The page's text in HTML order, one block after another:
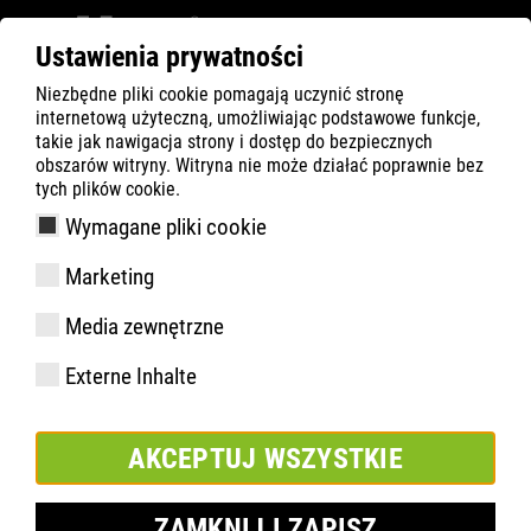
Ustawienia prywatności
Niezbędne pliki cookie pomagają uczynić stronę
internetową użyteczną, umożliwiając podstawowe funkcje,
takie jak nawigacja strony i dostęp do bezpiecznych
obszarów witryny. Witryna nie może działać poprawnie bez
tych plików cookie.
Wymagane pliki cookie
Marketing
Media zewnętrzne
Externe Inhalte
AKCEPTUJ WSZYSTKIE
ATLAS Company
Inside
Maksymalna ochrona: ATLAS wprowadza serię
MAX